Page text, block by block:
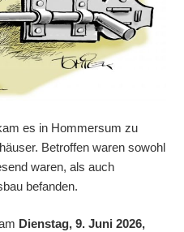
es in Hommersum zu
Betroffen waren sowohl
waren, als auch
befanden.
Dienstag, 9. Juni 2026,